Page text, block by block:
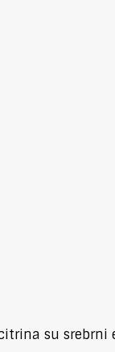
su srebrni